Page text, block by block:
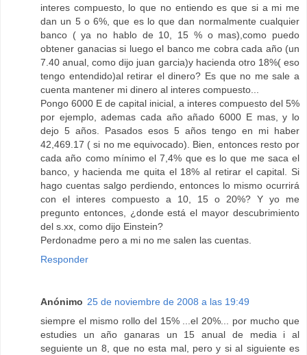
interes compuesto, lo que no entiendo es que si a mi me
dan un 5 o 6%, que es lo que dan normalmente cualquier
banco ( ya no hablo de 10, 15 % o mas),como puedo
obtener ganacias si luego el banco me cobra cada año (un
7.40 anual, como dijo juan garcia)y hacienda otro 18%( eso
tengo entendido)al retirar el dinero? Es que no me sale a
cuenta mantener mi dinero al interes compuesto...
Pongo 6000 E de capital inicial, a interes compuesto del 5%
por ejemplo, ademas cada año añado 6000 E mas, y lo
dejo 5 años. Pasados esos 5 años tengo en mi haber
42,469.17 ( si no me equivocado). Bien, entonces resto por
cada año como mínimo el 7,4% que es lo que me saca el
banco, y hacienda me quita el 18% al retirar el capital. Si
hago cuentas salgo perdiendo, entonces lo mismo ocurrirá
con el interes compuesto a 10, 15 o 20%? Y yo me
pregunto entonces, ¿donde está el mayor descubrimiento
del s.xx, como dijo Einstein?
Perdonadme pero a mi no me salen las cuentas.
Responder
Anónimo 25 de noviembre de 2008 a las 19:49
siempre el mismo rollo del 15% ...el 20%... por mucho que
estudies un año ganaras un 15 anual de media i al
seguiente un 8, que no esta mal, pero y si al siguiente es